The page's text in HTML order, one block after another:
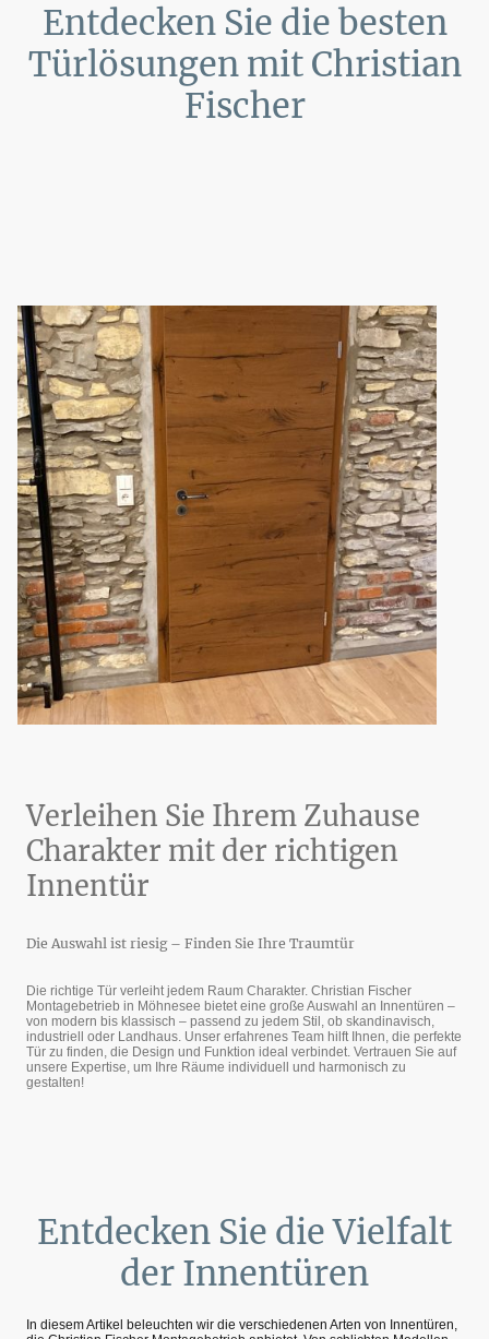
Entdecken Sie die besten
Türlösungen mit Christian
Fischer
Verleihen Sie Ihrem Zuhause
Charakter mit der richtigen
Innentür
Die Auswahl ist riesig – Finden Sie Ihre Traumtür
Die richtige Tür verleiht jedem Raum Charakter. Christian Fischer
Montagebetrieb in Möhnesee bietet eine große Auswahl an Innentüren –
von modern bis klassisch – passend zu jedem Stil, ob skandinavisch,
industriell oder Landhaus. Unser erfahrenes Team hilft Ihnen, die perfekte
Tür zu finden, die Design und Funktion ideal verbindet. Vertrauen Sie auf
unsere Expertise, um Ihre Räume individuell und harmonisch zu
gestalten!
Entdecken Sie die Vielfalt
der Innentüren
In diesem Artikel beleuchten wir die verschiedenen Arten von Innentüren,